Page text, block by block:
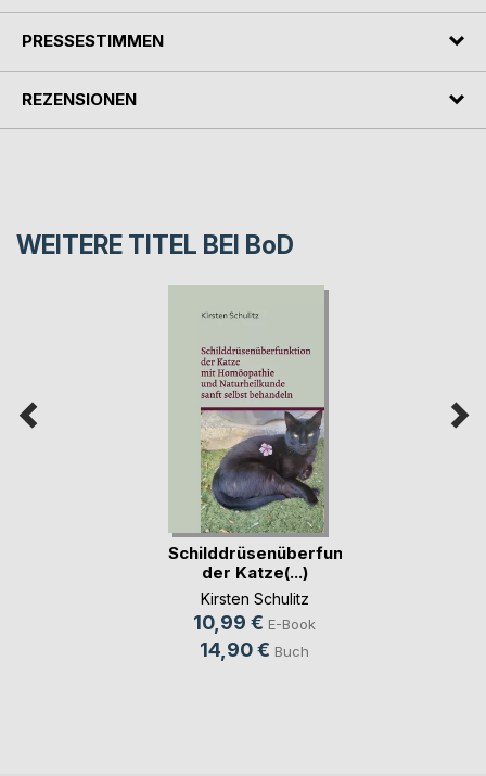
PRESSESTIMMEN
REZENSIONEN
WEITERE TITEL BEI BoD
Schilddrüsenüberfunktion
der Katze(...)
Kirsten Schulitz
10,99 € E-Book
14,90 € Buch